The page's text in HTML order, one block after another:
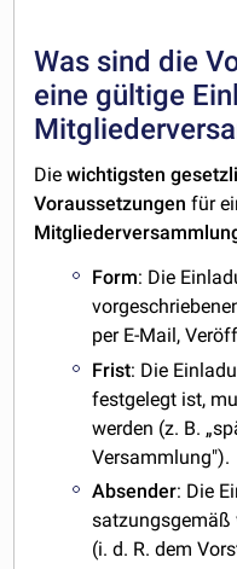
Was sind die
eine gültige
Diewichtigsten
Voraussetzungen für
Form: Die
per E-Mail,
Frist: Die
festgelegt ist,
werden (z. B.
Versammlung").
Absender: Die
satzungsgemäß
(i. d. R. dem